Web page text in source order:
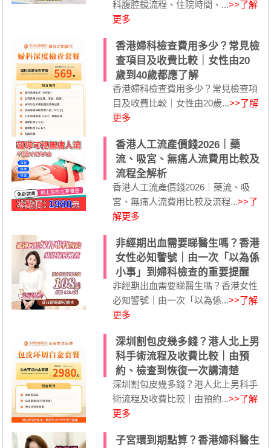
科腹腔鏡流程、住院時間、...>>了解
更多
香港婦科檢查費用多少？常見檢
查項目及收費比較｜女性由20
歲到40歲都應了解
香港婦科檢查費用多少？常見檢查項
目及收費比較｜女性由20歲...>>了解
更多
香港人工流產價錢2026｜藥
流、吸宮、無痛人流費用比較及
流程全解析
香港人工流產價錢2026｜藥流、吸
宮、無痛人流費用比較及流程...>>了
解更多
非經期出血需要睇醫生嗎？香港
女性必知警號｜由一次「以為係
小事」到婦科檢查的重要提醒
非經期出血需要睇醫生嗎？香港女性
必知警號｜由一次「以為係...>>了解
更多
深圳割包皮幾多錢？港人北上男
科手術流程及收費比較｜由預
約、檢查到恢復一次講清楚
深圳割包皮幾多錢？港人北上男科手
術流程及收費比較｜由預約...>>了解
更多
子宮環到期點算？香港婦科醫生